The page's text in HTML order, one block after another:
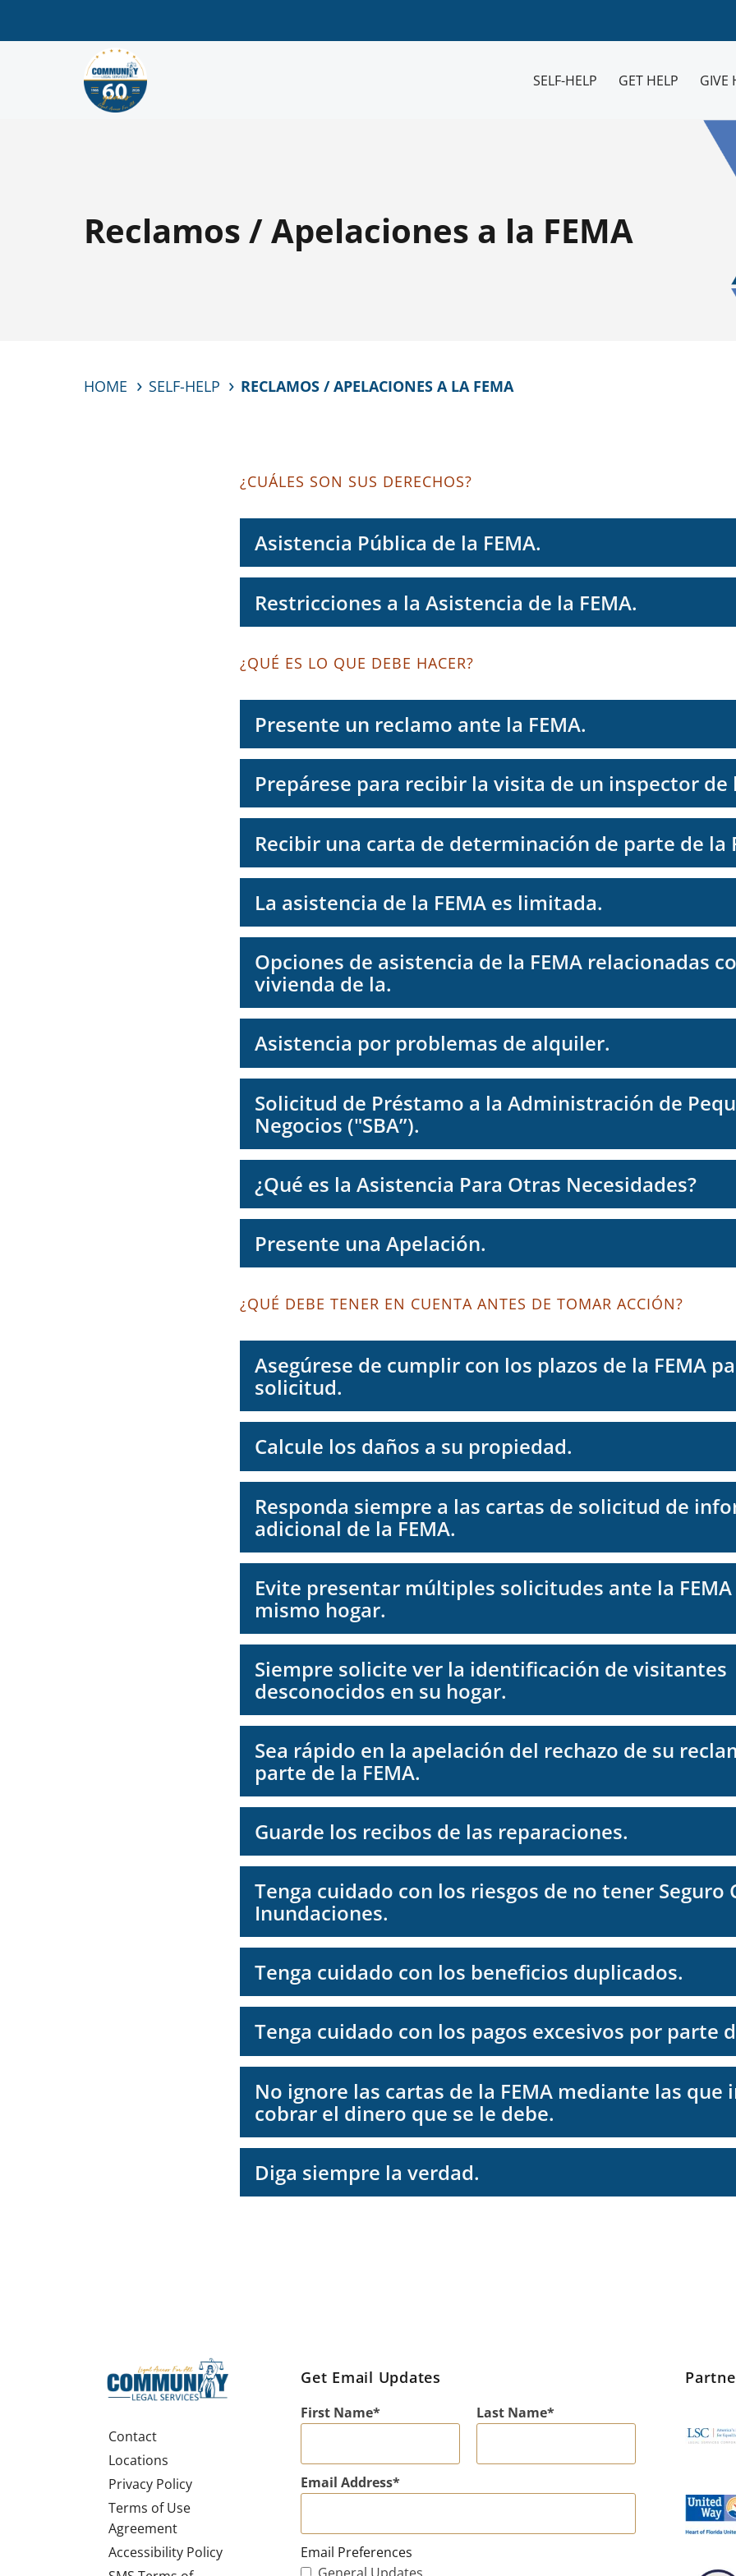
SELF-HELP GET HELP GIVE
Reclamos / Apelaciones a la FEMA
HOME SELF-HELP RECLAMOS / APELACIONES A LA FEMA
¿CUÁLES SON SUS DERECHOS?
Asistencia Pública de la FEMA.
Restricciones a la Asistencia de la FEMA.
¿QUÉ ES LO QUE DEBE HACER?
Presente un reclamo ante la FEMA.
Prepárese para recibir la visita de un inspector de
Recibir una carta de determinación de parte de la
La asistencia de la FEMA es limitada.
Opciones de asistencia de la FEMA relacionadas
vivienda de la.
Asistencia por problemas de alquiler.
Solicitud de Préstamo a la Administración de
Negocios ("SBA”).
¿Qué es la Asistencia Para Otras Necesidades?
Presente una Apelación.
¿QUÉ DEBE TENER EN CUENTA ANTES DE TOMAR ACCIÓN?
Asegúrese de cumplir con los plazos de la FEMA
solicitud.
Calcule los daños a su propiedad.
Responda siempre a las cartas de solicitud de
adicional de la FEMA.
Evite presentar múltiples solicitudes ante la
mismo hogar.
Siempre solicite ver la identificación de visitantes
desconocidos en su hogar.
Sea rápido en la apelación del rechazo de su
parte de la FEMA.
Guarde los recibos de las reparaciones.
Tenga cuidado con los riesgos de no tener Seguro
Inundaciones.
Tenga cuidado con los beneficios duplicados.
Tenga cuidado con los pagos excesivos por parte
No ignore las cartas de la FEMA mediante las que
cobrar el dinero que se le debe.
Diga siempre la verdad.
Contact
Locations
Privacy Policy
Terms of Use
Agreement
Accessibility Policy
Get Email Updates
First Name Last Name
Email Address
Email Preferences